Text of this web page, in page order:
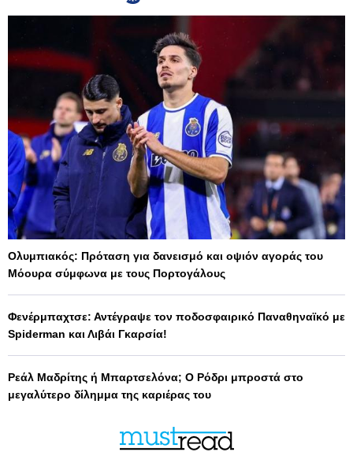
Ολυμπιακός: Πρόταση για δανεισμό και οψιόν αγοράς του
Μόουρα σύμφωνα με τους Πορτογάλους
Φενέρμπαχτσε: Αντέγραψε τον ποδοσφαιρικό Παναθηναϊκό με
Spiderman και Λιβάι Γκαρσία!
Ρεάλ Μαδρίτης ή Μπαρτσελόνα; Ο Ρόδρι μπροστά στο
μεγαλύτερο δίλημμα της καριέρας του